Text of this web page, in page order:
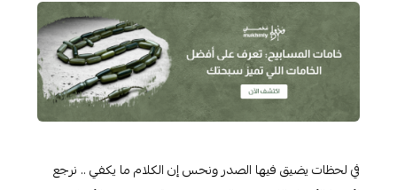
في لحظات يضيق فيها الصدر ونحس إن الكلام ما يكفي .. نرجع